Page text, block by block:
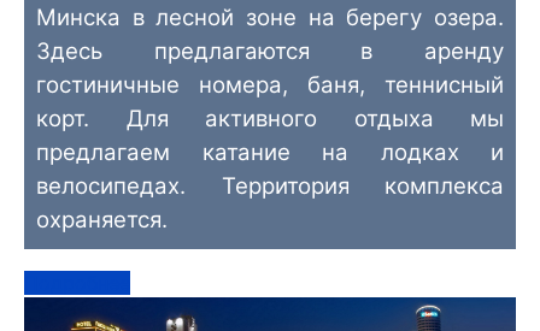
Минска в лесной зоне на берегу озера.
Здесь предлагаются в аренду
гостиничные номера, баня, теннисный
корт. Для активного отдыха мы
предлагаем катание на лодках и
велосипедах. Территория комплекса
охраняется.